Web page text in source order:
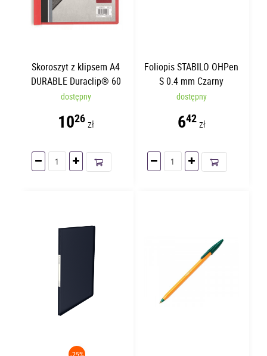
Skoroszyt z klipsem A4
DURABLE Duraclip® 60
Czerwony | 60 kartek
dostępny
1026zł
Foliopis STABILO OHPen
S 0.4 mm Czarny
dostępny
642zł